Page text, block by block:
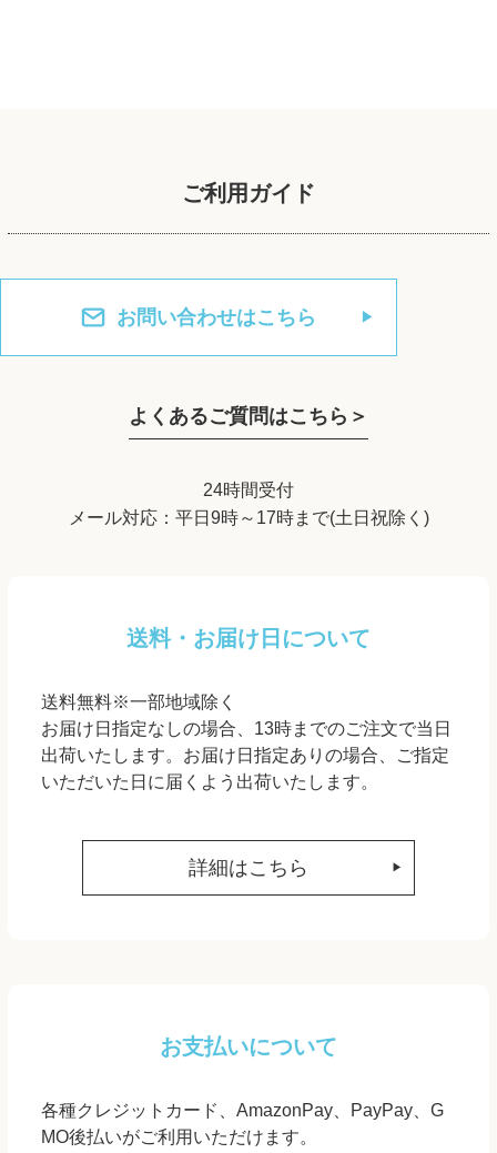
ご利用ガイド
お問い合わせはこちら
よくあるご質問はこちら＞
24時間受付
メール対応：平日9時～17時まで(土日祝除く)
送料・お届け日について
送料無料※一部地域除く
お届け日指定なしの場合、13時までのご注文で当日
出荷いたします。お届け日指定ありの場合、ご指定
いただいた日に届くよう出荷いたします。
詳細はこちら
お支払いについて
各種クレジットカード、AmazonPay、PayPay、G
MO後払いがご利用いただけます。